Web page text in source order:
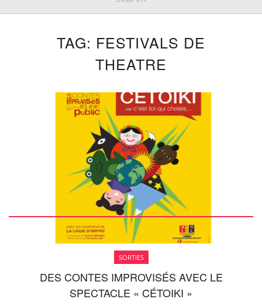
TAG: FESTIVALS DE
THEATRE
SORTIES
DES CONTES IMPROVISÉS AVEC LE
SPECTACLE « CÉTOIKI »